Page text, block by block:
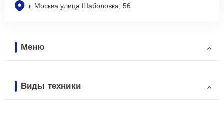
г. Москва улица Шаболовка, 56
Меню
Виды техники